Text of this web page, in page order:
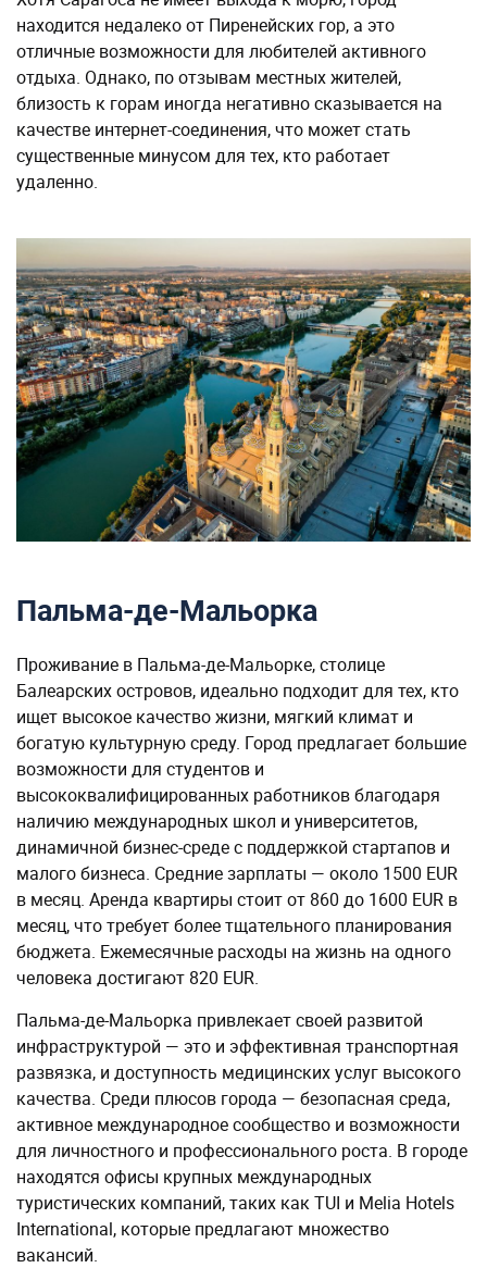
находится недалеко от Пиренейских гор, а это
отличные возможности для любителей активного
отдыха. Однако, по отзывам местных жителей,
близость к горам иногда негативно сказывается на
качестве интернет-соединения, что может стать
существенные минусом для тех, кто работает
удаленно.
Пальма-де-Мальорка
Проживание в Пальма-де-Мальорке, столице
Балеарских островов, идеально подходит для тех, кто
ищет высокое качество жизни, мягкий климат и
богатую культурную среду. Город предлагает большие
возможности для студентов и
высококвалифицированных работников благодаря
наличию международных школ и университетов,
динамичной бизнес-среде с поддержкой стартапов и
малого бизнеса. Средние зарплаты — около 1500 EUR
в месяц. Аренда квартиры стоит от 860 до 1600 EUR в
месяц, что требует более тщательного планирования
бюджета. Ежемесячные расходы на жизнь на одного
человека достигают 820 EUR.
Пальма-де-Мальорка привлекает своей развитой
инфраструктурой — это и эффективная транспортная
развязка, и доступность медицинских услуг высокого
качества. Среди плюсов города — безопасная среда,
активное международное сообщество и возможности
для личностного и профессионального роста. В городе
находятся офисы крупных международных
туристических компаний, таких как TUI и Melia Hotels
International, которые предлагают множество
вакансий.